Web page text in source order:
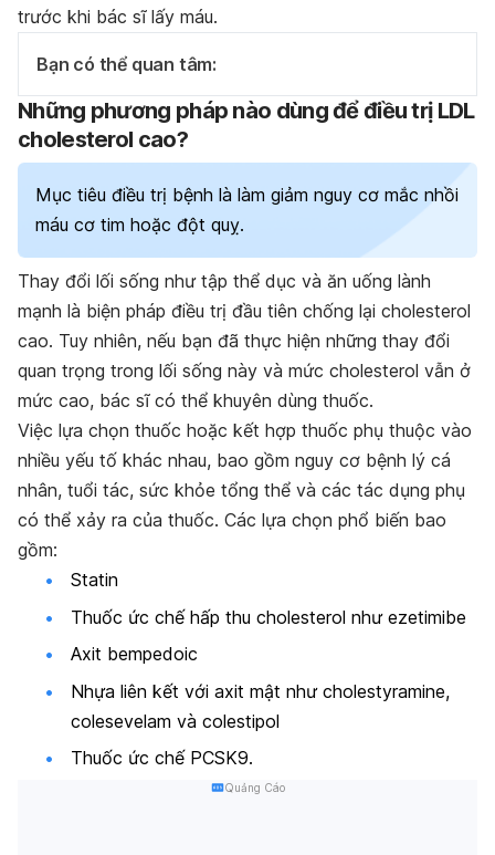
trước khi bác sĩ lấy máu.
Bạn có thể quan tâm:
Những phương pháp nào dùng để điều trị LDL
cholesterol cao?
Mục tiêu điều trị bệnh là làm giảm nguy cơ mắc nhồi
máu cơ tim hoặc đột quỵ.
Thay đổi lối sống như tập thể dục và ăn uống lành
mạnh là biện pháp điều trị đầu tiên chống lại cholesterol
cao. Tuy nhiên, nếu bạn đã thực hiện những thay đổi
quan trọng trong lối sống này và mức cholesterol vẫn ở
mức cao, bác sĩ có thể khuyên dùng thuốc.
Việc lựa chọn thuốc hoặc kết hợp thuốc phụ thuộc vào
nhiều yếu tố khác nhau, bao gồm nguy cơ bệnh lý cá
nhân, tuổi tác, sức khỏe tổng thể và các tác dụng phụ
có thể xảy ra của thuốc. Các lựa chọn phổ biến bao
gồm:
Statin
Thuốc ức chế hấp thu cholesterol như ezetimibe
Axit bempedoic
Nhựa liên kết với axit mật như cholestyramine,
colesevelam và colestipol
Thuốc ức chế PCSK9.
Quảng Cáo